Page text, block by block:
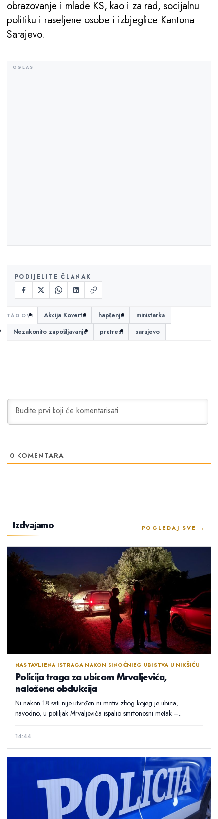
obrazovanje i mlade KS, kao i za rad, socijalnu
politiku i raseljene osobe i izbjeglice Kantona
Sarajevo.
PODIJELITE ČLANAK
Akcija Koverta hapšenja
ministarka
Nezakonito zapošljavanje
pretresi sarajevo
0 KOMENTARA
Izdvajamo POGLEDAJ SVE →
NASTAVLJENA ISTRAGA NAKON SINOĆNJEG UBISTVA U NIKŠIĆU
Policija traga za ubicom Mrvaljevića,
naložena obdukcija
Ni nakon 18 sati nije utvrđen ni motiv zbog kojeg je ubica,
navodno, u potiljak Mrvaljevića ispalio smrtonosni metak –...
14:44